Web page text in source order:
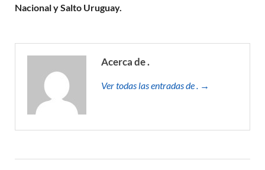
Nacional y Salto Uruguay.
Acerca de .
Ver todas las entradas de . →